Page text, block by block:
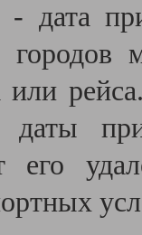
- дата
городов
или
даты
его